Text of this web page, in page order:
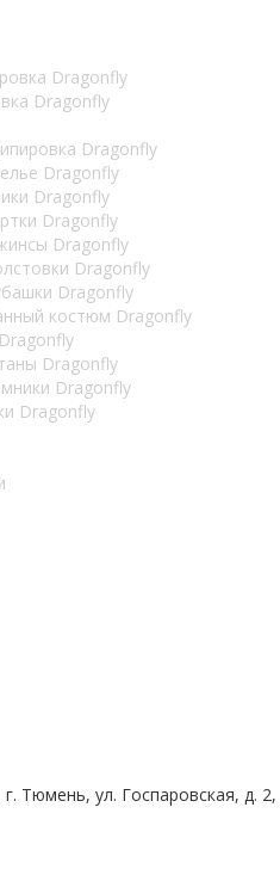
Dragonfly
Dragonfly
Dragonfly
Dragonfly
Dragonfly
Dragonfly
Dragonfly
Dragonfly
Dragonfly
костюм Dragonfly
Dragonfly
Dragonfly
Dragonfly
Тюмень, ул. Госпаровская, д. 2,